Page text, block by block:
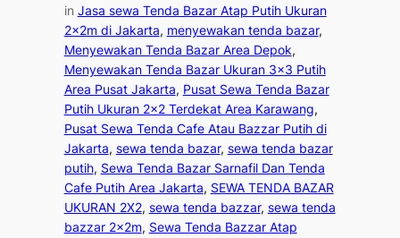
in Jasa sewa Tenda Bazar Atap Putih Ukuran
2x2m di Jakarta, menyewakan tenda bazar
Menyewakan Tenda Bazar Area Depok
Menyewakan Tenda Bazar Ukuran 3×3 Putih
Area Pusat Jakarta, Pusat Sewa Tenda Bazar
Putih Ukuran 2×2 Terdekat Area Karawang
Pusat Sewa Tenda Cafe Atau Bazzar Putih di
Jakarta, sewa tenda bazar, sewa tenda bazar
putih, Sewa Tenda Bazar Sarnafil Dan Tenda
Cafe Putih Area Jakarta, SEWA TENDA BAZAR
UKURAN 2X2, sewa tenda bazzar, sewa tenda
bazzar 2x2m, Sewa Tenda Bazzar Atap